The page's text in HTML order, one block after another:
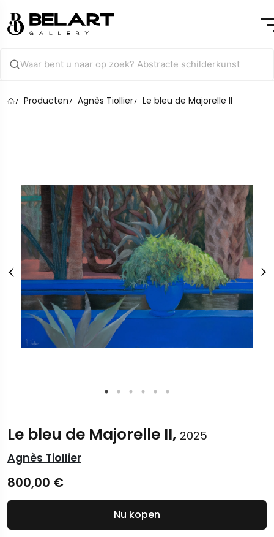
Producten Agnès Tiollier Le bleu de Majorelle II
Le bleu de Majorelle II, 2025
Agnès Tiollier
800,00 €
Nu kopen